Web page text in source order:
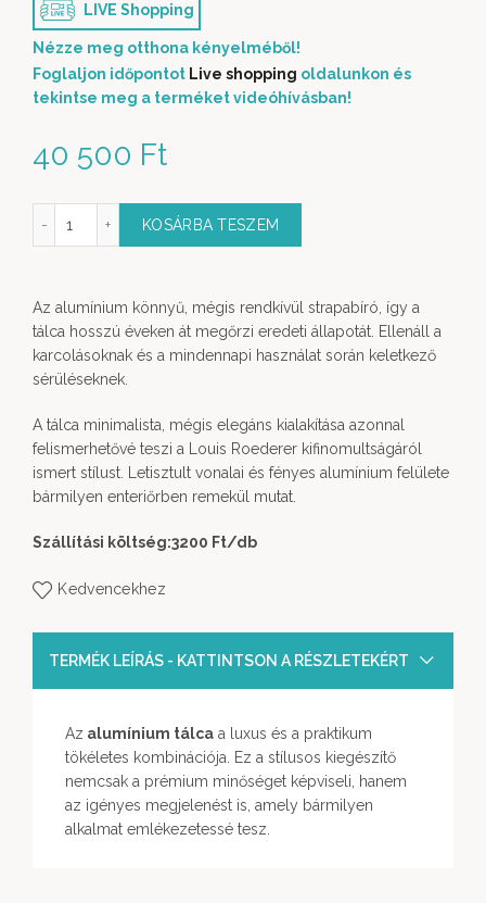
40 500 Ft
LIVE Shopping
Nézze meg otthona kényelméből!
Foglaljon időpontot Live shopping oldalunkon és
tekintse meg a terméket videóhívásban!
Tálca 46x26 cm mennyiség
KOSÁRBA TESZEM
Az alumínium könnyű, mégis rendkívül strapabíró, így a
tálca hosszú éveken át megőrzi eredeti állapotát. Ellenáll a
karcolásoknak és a mindennapi használat során keletkező
sérüléseknek.
A tálca minimalista, mégis elegáns kialakítása azonnal
felismerhetővé teszi a Louis Roederer kifinomultságáról
ismert stílust. Letisztult vonalai és fényes alumínium felülete
bármilyen enteriőrben remekül mutat.
Szállítási költség:3200 Ft/db
Kedvencekhez
TERMÉK LEÍRÁS - KATTINTSON A RÉSZLETEKÉRT
Az alumínium tálca a luxus és a praktikum
tökéletes kombinációja. Ez a stílusos kiegészítő
nemcsak a prémium minőséget képviseli, hanem
az igényes megjelenést is, amely bármilyen
alkalmat emlékezetessé tesz.